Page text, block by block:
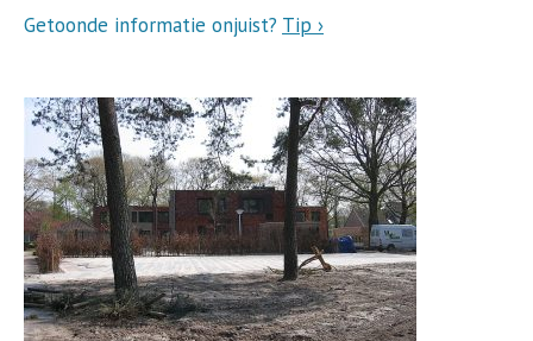
Getoonde informatie onjuist? Tip ›